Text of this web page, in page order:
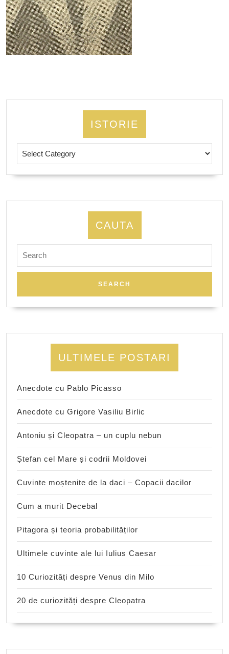
ISTORIE
CAUTA
for:
ULTIMELE POSTARI
Anecdote cu Pablo Picasso
Anecdote cu Grigore Vasiliu Birlic
Antoniu și Cleopatra – un cuplu nebun
Ștefan cel Mare și codrii Moldovei
Cuvinte moștenite de la daci – Copacii dacilor
Cum a murit Decebal
Pitagora și teoria probabilităților
Ultimele cuvinte ale lui Iulius Caesar
10 Curiozități despre Venus din Milo
20 de curiozități despre Cleopatra